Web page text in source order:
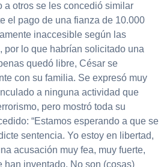
a otros se les concedió similar
el pago de una fianza de 10.000
inaccesible según las
por lo que habrían solicitado una
quedó libre, César se
con su familia. Se expresó muy
a ninguna actividad que
pero mostró toda su
“Estamos esperando a que se
sentencia. Yo estoy en libertad,
acusación muy fea, muy fuerte,
han inventado. No son (cosas)